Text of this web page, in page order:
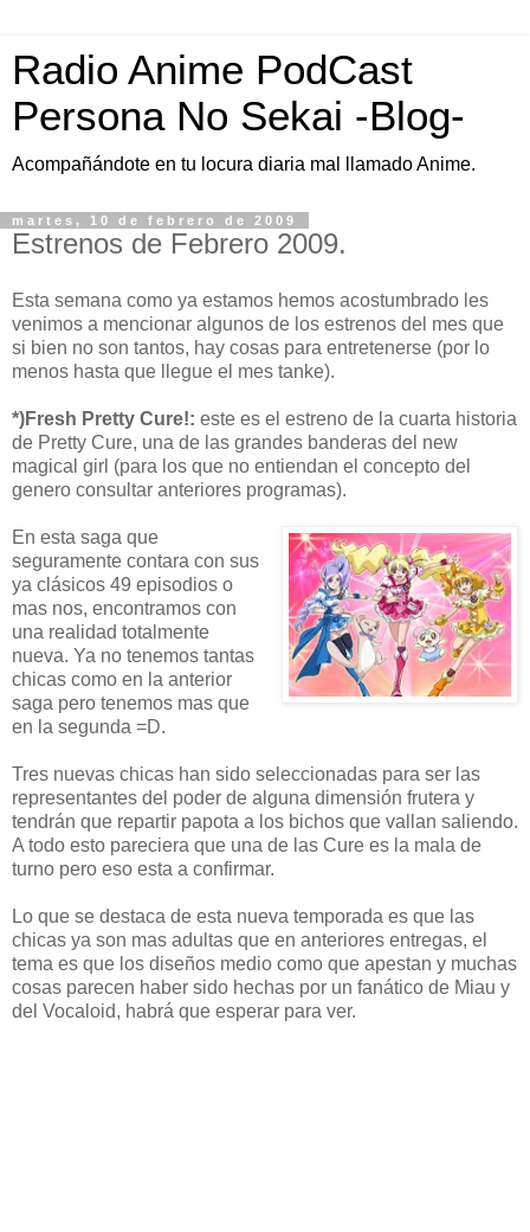
Radio Anime PodCast
Persona No Sekai -Blog-
Acompañándote en tu locura diaria mal llamado Anime.
martes, 10 de febrero de 2009
Estrenos de Febrero 2009.
Esta semana como ya estamos hemos acostumbrado les
venimos a mencionar algunos de los estrenos del mes que
si bien no son tantos, hay cosas para entretenerse (por lo
menos hasta que llegue el mes tanke).
*)Fresh Pretty Cure!: este es el estreno de la cuarta historia
de Pretty Cure, una de las grandes banderas del new
magical girl (para los que no entiendan el concepto del
genero consultar anteriores programas).
En esta saga que
seguramente contara con sus
ya clásicos 49 episodios o
mas nos, encontramos con
una realidad totalmente
nueva. Ya no tenemos tantas
chicas como en la anterior
saga pero tenemos mas que
en la segunda =D.
Tres nuevas chicas han sido seleccionadas para ser las
representantes del poder de alguna dimensión frutera y
tendrán que repartir papota a los bichos que vallan saliendo.
A todo esto pareciera que una de las Cure es la mala de
turno pero eso esta a confirmar.
Lo que se destaca de esta nueva temporada es que las
chicas ya son mas adultas que en anteriores entregas, el
tema es que los diseños medio como que apestan y muchas
cosas parecen haber sido hechas por un fanático de Miau y
del Vocaloid, habrá que esperar para ver.